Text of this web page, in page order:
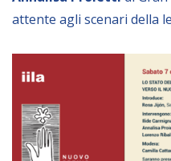
Catalogo
Bandi
attente agli scenari della